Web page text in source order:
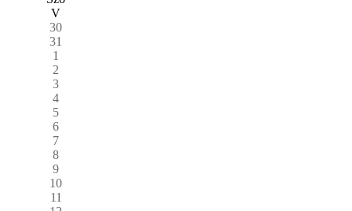
V
30
31
1
2
3
4
5
6
7
8
9
10
11